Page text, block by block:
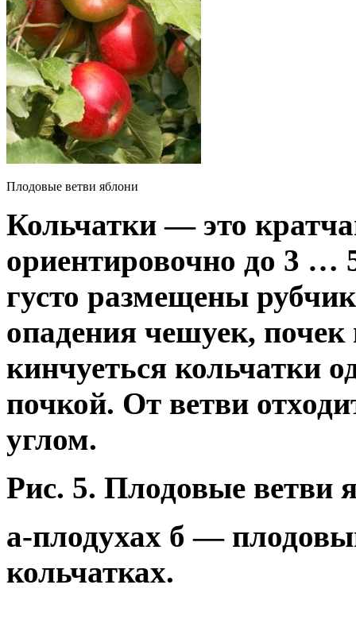
Плодовые ветви яблони
Кольчатки — это
ориентировочно до 3
густо размещены
опадения чешуек,
кинчуеться кольчатки
почкой. От ветви
углом.
Рис. 5. Плодовые ветви
а-плодухах б —
кольчатках.